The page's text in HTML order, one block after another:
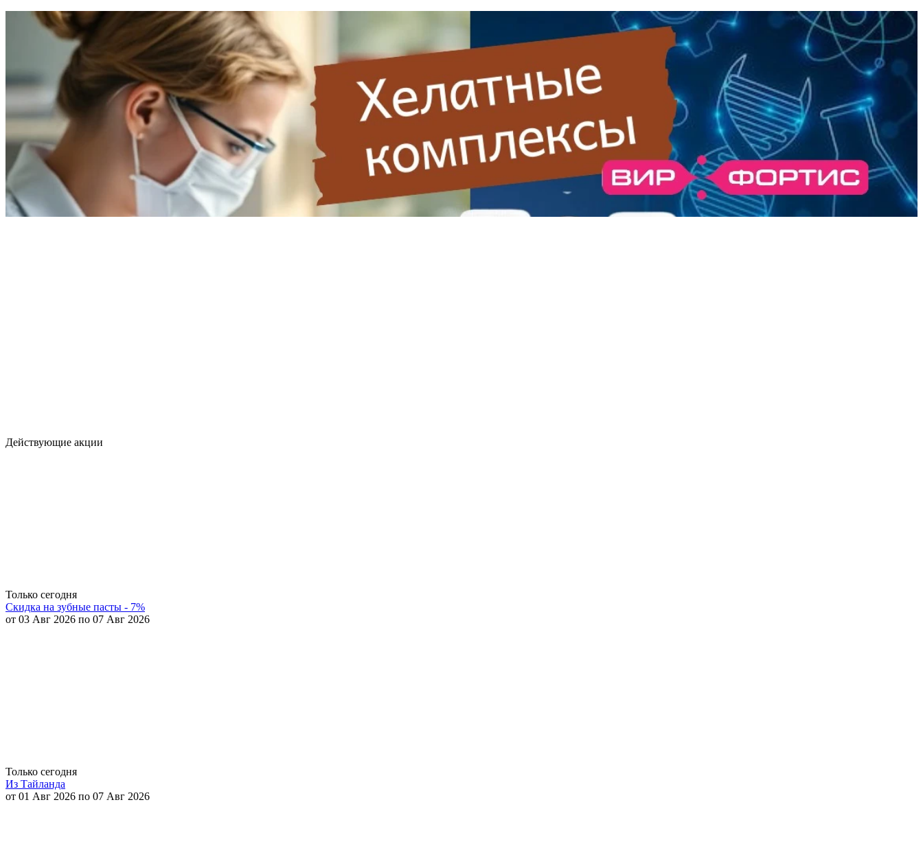
Действующие акции
Только сегодня
Скидка на зубные пасты - 7%
от 03 Авг 2026 по 07 Авг 2026
Только сегодня
Из Тайланда
от 01 Авг 2026 по 07 Авг 2026